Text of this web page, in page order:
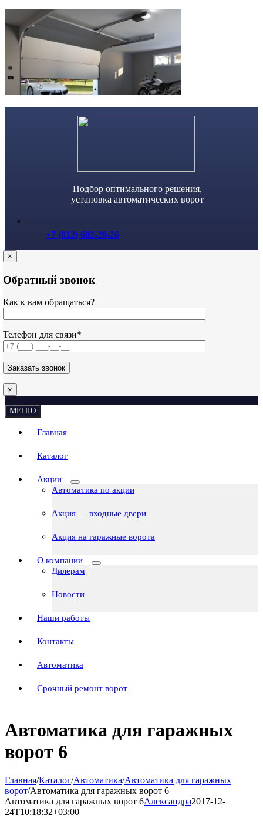
to
content
Подбор оптимального решения,
установка автоматических ворот
+7 (812) 602-20-26
×
Обратный звонок
Как к вам обращаться?
Телефон для связи*
×
МЕНЮ
Главная
Каталог
Акции
Автоматика по акции
Акция — входные двери
Акция на гаражные ворота
О компании
Дилерам
Новости
Наши работы
Контакты
Автоматика
Срочный ремонт ворот
Автоматика для гаражных
ворот 6
Главная/Каталог/Автоматика/Автоматика для гаражных
ворот/Автоматика для гаражных ворот 6
Автоматика для гаражных ворот 6Александра2017-12-
24T10:18:32+03:00